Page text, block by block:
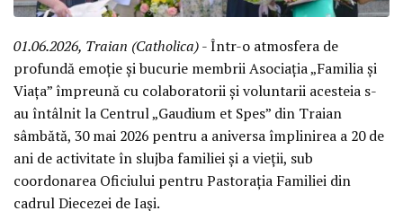
01.06.2026, Traian (Catholica)- Într-o atmosfera de
profundă emoție și bucurie membrii Asociația „Familia și
Viața” împreună cu colaboratorii și voluntarii acesteia s-
au întâlnit la Centrul „Gaudium et Spes” din Traian
sâmbătă, 30 mai 2026 pentru a aniversa împlinirea a 20 de
ani de activitate în slujba familiei și a vieții, sub
coordonarea Oficiului pentru Pastorația Familiei din
cadrul Diecezei de Iași.